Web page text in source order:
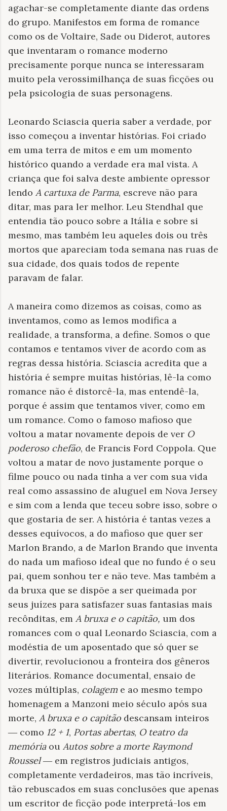
agachar-se completamente diante das ordens
do grupo. Manifestos em forma de romance
como os de Voltaire, Sade ou Diderot, autores
que inventaram o romance moderno
precisamente porque nunca se interessaram
muito pela verossimilhança de suas ficções ou
pela psicologia de suas personagens.
Leonardo Sciascia queria saber a verdade, por
isso começou a inventar histórias. Foi criado
em uma terra de mitos e em um momento
histórico quando a verdade era mal vista. A
criança que foi salva deste ambiente opressor
lendo A cartuxa de Parma, escreve não para
ditar, mas para ler melhor. Leu Stendhal que
entendia tão pouco sobre a Itália e sobre si
mesmo, mas também leu aqueles dois ou três
mortos que apareciam toda semana nas ruas de
sua cidade, dos quais todos de repente
paravam de falar.
A maneira como dizemos as coisas, como as
inventamos, como as lemos modifica a
realidade, a transforma, a define. Somos o que
contamos e tentamos viver de acordo com as
regras dessa história. Sciascia acredita que a
história é sempre muitas histórias, lê-la como
romance não é distorcê-la, mas entendê-la,
porque é assim que tentamos viver, como em
um romance. Como o famoso mafioso que
voltou a matar novamente depois de ver O
poderoso chefão, de Francis Ford Coppola. Que
voltou a matar de novo justamente porque o
filme pouco ou nada tinha a ver com sua vida
real como assassino de aluguel em Nova Jersey
e sim com a lenda que teceu sobre isso, sobre o
que gostaria de ser. A história é tantas vezes a
desses equívocos, a do mafioso que quer ser
Marlon Brando, a de Marlon Brando que inventa
do nada um mafioso ideal que no fundo é o seu
pai, quem sonhou ter e não teve. Mas também a
da bruxa que se dispõe a ser queimada por
seus juízes para satisfazer suas fantasias mais
recônditas, em A bruxa e o capitão, um dos
romances com o qual Leonardo Sciascia, com a
modéstia de um aposentado que só quer se
divertir, revolucionou a fronteira dos gêneros
literários. Romance documental, ensaio de
vozes múltiplas, colagem e ao mesmo tempo
homenagem a Manzoni meio século após sua
morte, A bruxa e o capitão descansam inteiros
― como 12 + 1, Portas abertas, O teatro da
memóriaou Autos sobre a morte Raymond
Roussel ― em registros judiciais antigos,
completamente verdadeiros, mas tão incríveis,
tão rebuscados em suas conclusões que apenas
um escritor de ficção pode interpretá-los em